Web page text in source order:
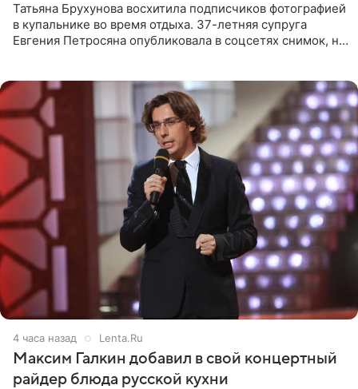
Татьяна Брухунова восхитила подписчиков фотографией
в купальнике во время отдыха. 37-летняя супруга
Евгения Петросяна опубликовала в соцсетях снимок, на
4 часа назад Lenta.Ru
Максим Галкин добавил в свой концертный
райдер блюда русской кухни